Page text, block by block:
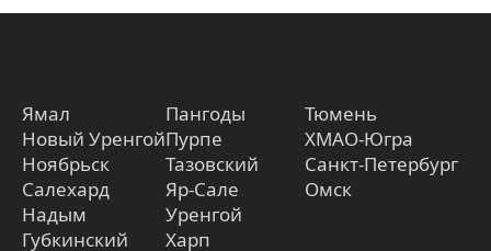
Ямал
Новый Уренгой
Ноябрьск
Салехард
Надым
Губкинский
Пангоды
Пурпе
Тазовский
Яр-Сале
Уренгой
Харп
Тюмень
ХМАО-Югра
Санкт-Петербург
Омск